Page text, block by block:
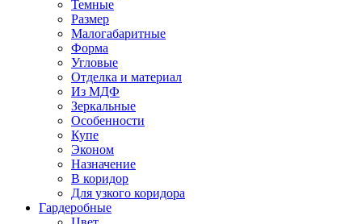
Темные
Размер
Малогабаритные
Форма
Угловые
Отделка и материал
Из МДФ
Зеркальные
Особенности
Купе
Эконом
Назначение
В коридор
Для узкого коридора
Гардеробные